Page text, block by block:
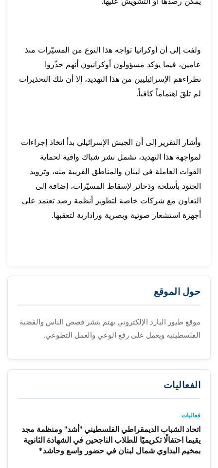
ولفت إلى أن أوكرانيا تواجه هذا النوع من المسيّرات منذ
عامين، فيما يؤكد مسؤولون أوكرانيون أنهم حذّروا
نظراءهم الإسرائيليين من هذا التهديد، إلا أن تلك التحذيرات
لم تلقَ اهتماماً كافياً.
وأشار التقرير إلى أن الجيش الإسرائيلي بدأ اتخاذ إجراءات
لمواجهة هذا التهديد، تشمل نشر شباك واقية لحماية
القوات العاملة في لبنان والمناطق القريبة منه، وتزويد
الجنود بأسلحة وذخائر لإسقاط المسيّرات، إضافة إلى
التعاون مع شركات خاصة لتطوير أنظمة رصد تعتمد على
أجهزة استشعار صوتية وبصرية ورادارية لتعقبها.
حول الموقع
موقع طيور البارد الإلكتروني يهتم بنشر قصص الناس والقضية
الفلسطينية ويعمل على رفع الوعي والعمل التطوعي.
الفعاليات
فعاليات
اتحاد الشباب الديمقراطي الفلسطيني "أشد" ومنظمة مجد
يقيما احتفالًا تكريميًا للطلاب الناجحين في الشهادة الثانوية
بمخيم البداوي شمال لبنان في حضور واسع وحاشد*